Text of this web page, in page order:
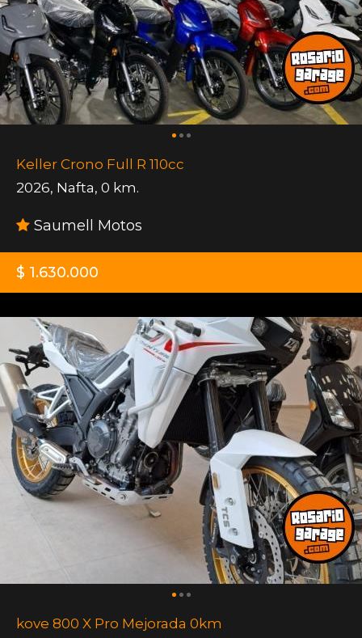
Keller Crono Full R 110cc
2026, Nafta, 0 km.
Saumell Motos
$ 1.630.000
kove 800 X Pro Mejorada 0km